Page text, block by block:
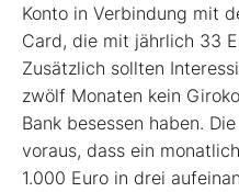
Konto in Verbindung mit
Card, die mit jährlich 33
Zusätzlich sollten
zwölf Monaten kein
Bank besessen haben.
voraus, dass ein
1.000 Euro in drei